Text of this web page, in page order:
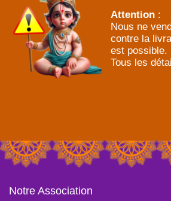
Attention :
Nous ne
contre la
est possible.
Tous les
Notre Association